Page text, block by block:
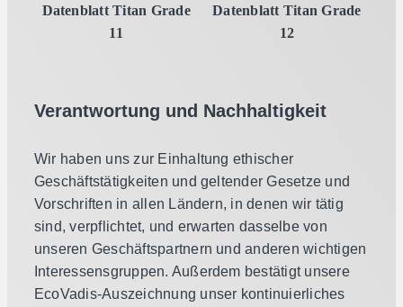
Datenblatt Titan Grade
11
Datenblatt Titan Grade
12
Verantwortung und Nachhaltigkeit
Wir haben uns zur Einhaltung ethischer
Geschäftstätigkeiten und geltender Gesetze und
Vorschriften in allen Ländern, in denen wir tätig
sind, verpflichtet, und erwarten dasselbe von
unseren Geschäftspartnern und anderen wichtigen
Interessensgruppen. Außerdem bestätigt unsere
EcoVadis-Auszeichnung unser kontinuierliches